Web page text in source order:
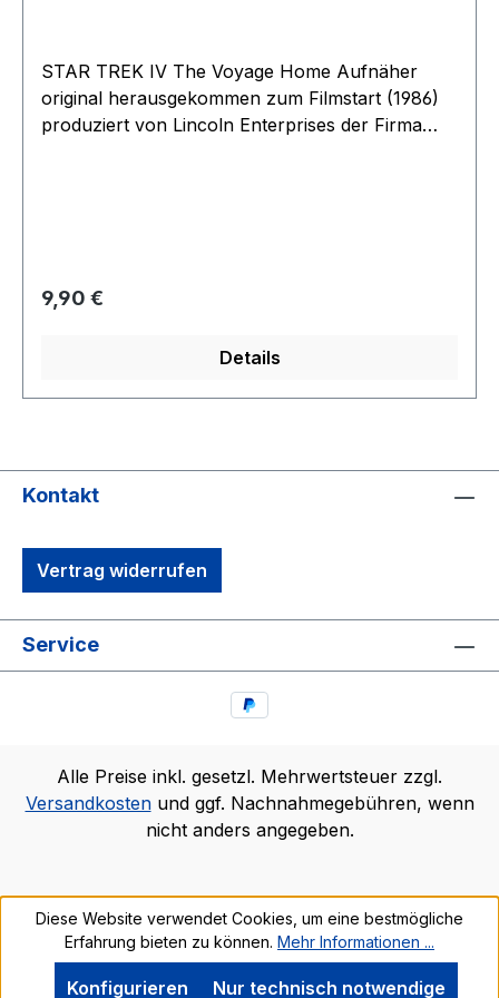
STAR TREK IV The Voyage Home Aufnäher
original herausgekommen zum Filmstart (1986)
produziert von Lincoln Enterprises der Firma
Bestand in unserem Shop. Neu und unbenutzt
Regulärer Preis:
9,90 €
Details
Kontakt
Vertrag widerrufen
Service
Alle Preise inkl. gesetzl. Mehrwertsteuer zzgl.
Versandkostenund ggf. Nachnahmegebühren, wenn
nicht anders angegeben.
Diese Website verwendet Cookies, um eine bestmögliche
Erfahrung bieten zu können. Mehr Informationen ...
Nur technisch notwendige
Konfigurieren